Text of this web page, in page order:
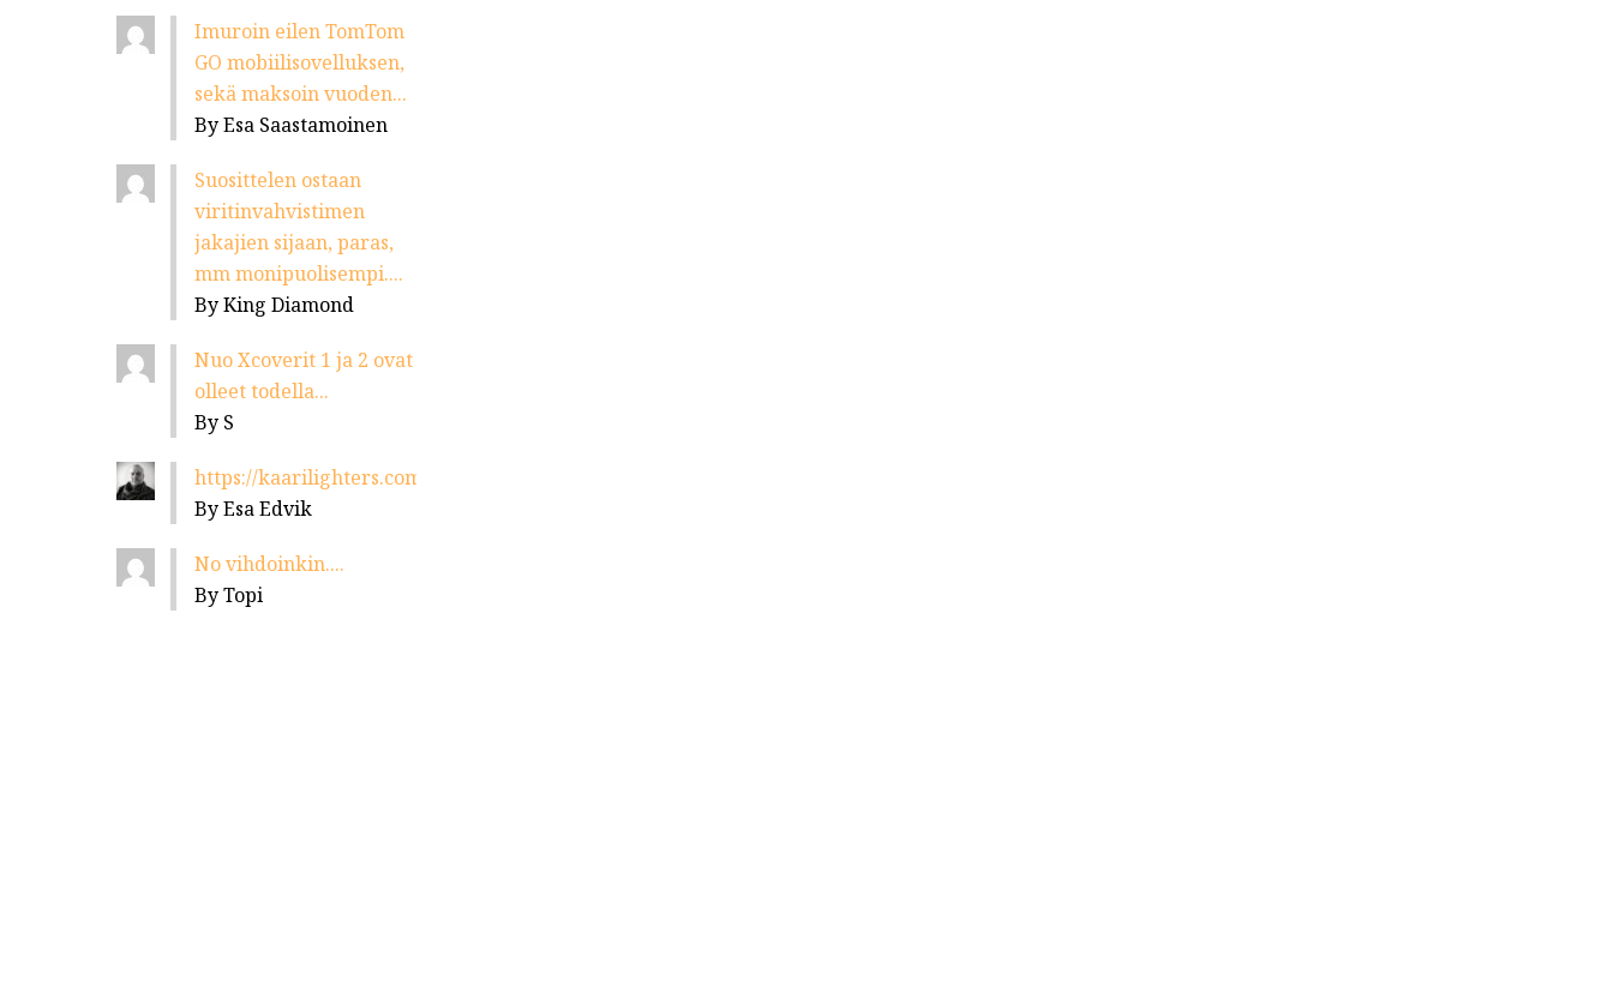
Imuroin eilen TomTom
GO mobiilisovelluksen,
sekä maksoin vuoden...
By Esa Saastamoinen
Suosittelen ostaan
viritinvahvistimen
jakajien sijaan, paras,
mm monipuolisempi....
By King Diamond
Nuo Xcoverit 1 ja 2 ovat
olleet todella...
By S
https://kaarilighters.com/jalleenmyyjat/...
By Esa Edvik
No vihdoinkin....
By Topi